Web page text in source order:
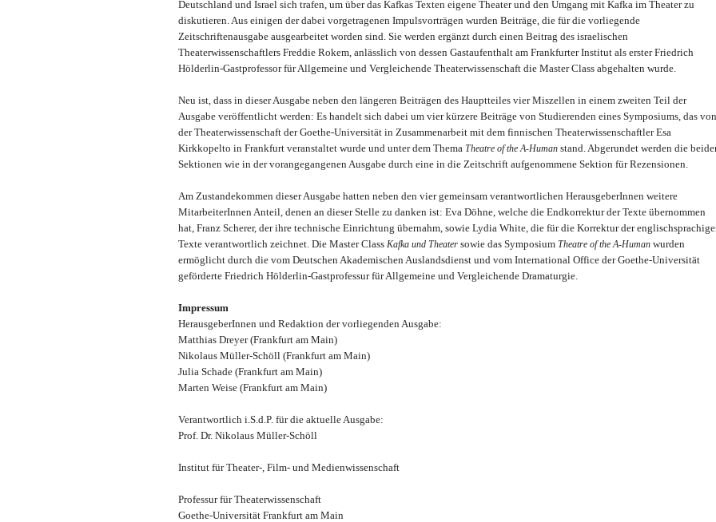
Deutschland und Israel sich trafen, um über das Kafkas Texten eigene Theater und den Umgang mit Kafka im Theater zu
diskutieren. Aus einigen der dabei vorgetragenen Impulsvorträgen wurden Beiträge, die für die vorliegende
Zeitschriftenausgabe ausgearbeitet worden sind. Sie werden ergänzt durch einen Beitrag des israelischen
Theaterwissenschaftlers Freddie Rokem, anlässlich von dessen Gastaufenthalt am Frankfurter Institut als erster Friedrich
Hölderlin-Gastprofessor für Allgemeine und Vergleichende Theaterwissenschaft die Master Class abgehalten wurde.
Neu ist, dass in dieser Ausgabe neben den längeren Beiträgen des Hauptteiles vier Miszellen in einem zweiten Teil der
Ausgabe veröffentlicht werden: Es handelt sich dabei um vier kürzere Beiträge von Studierenden eines Symposiums, das von
der Theaterwissenschaft der Goethe-Universität in Zusammenarbeit mit dem finnischen Theaterwissenschaftler Esa
Kirkkopelto in Frankfurt veranstaltet wurde und unter dem Thema Theatre of the A-Human stand. Abgerundet werden die
Sektionen wie in der vorangegangenen Ausgabe durch eine in die Zeitschrift aufgenommene Sektion für Rezensionen.
Am Zustandekommen dieser Ausgabe hatten neben den vier gemeinsam verantwortlichen HerausgeberInnen weitere
MitarbeiterInnen Anteil, denen an dieser Stelle zu danken ist: Eva Döhne, welche die Endkorrektur der Texte übernommen
hat, Franz Scherer, der ihre technische Einrichtung übernahm, sowie Lydia White, die für die Korrektur der
Texte verantwortlich zeichnet. Die Master Class Kafka und Theater sowie das Symposium Theatre of the A-Human wurden
ermöglicht durch die vom Deutschen Akademischen Auslandsdienst und vom International Office der Goethe-Universität
geförderte Friedrich Hölderlin-Gastprofessur für Allgemeine und Vergleichende Dramaturgie.
Impressum
HerausgeberInnen und Redaktion der vorliegenden Ausgabe:
Matthias Dreyer (Frankfurt am Main)
Nikolaus Müller-Schöll (Frankfurt am Main)
Julia Schade (Frankfurt am Main)
Marten Weise (Frankfurt am Main)
Verantwortlich i.S.d.P. für die aktuelle Ausgabe:
Prof. Dr. Nikolaus Müller-Schöll
Institut für Theater-, Film- und Medienwissenschaft
Professur für Theaterwissenschaft
Goethe-Universität Frankfurt am Main